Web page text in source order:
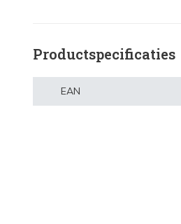
Productspecificaties
EAN